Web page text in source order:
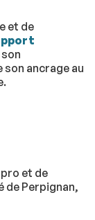
et de
ancrage au
et de
de Perpignan,